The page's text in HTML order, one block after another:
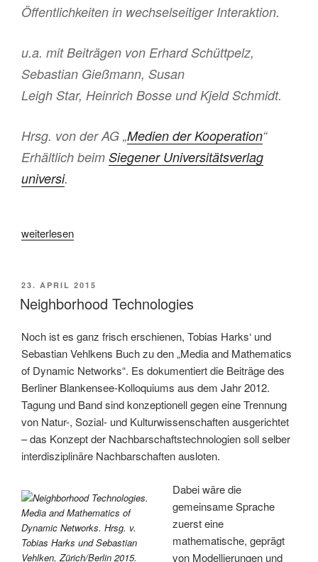
Öffentlichkeiten in wechselseitiger Interaktion.
u.a. mit Beiträgen von Erhard Schüttpelz,
Sebastian Gießmann, Susan
Leigh Star, Heinrich Bosse und Kjeld Schmidt.
Hrsg. von der AG „Medien der Kooperation“
Erhältlich beim Siegener Universitätsverlag
universi.
„Navigationen
der
Kooperation“
weiterlesen
VERÖFFENTLICHT
AM
23. APRIL 2015
Neighborhood Technologies
Noch ist es ganz frisch erschienen, Tobias Harks‘ und
Sebastian Vehlkens Buch zu den „Media and Mathematics
of Dynamic Networks“. Es dokumentiert die Beiträge des
Berliner Blankensee-Kolloquiums aus dem Jahr 2012.
Tagung und Band sind konzeptionell gegen eine Trennung
von Natur-, Sozial- und Kulturwissenschaften ausgerichtet
– das Konzept der Nachbarschaftstechnologien soll selber
interdisziplinäre Nachbarschaften ausloten.
Dabei wäre die
gemeinsame Sprache
zuerst eine
mathematische, geprägt
von Modellierungen und